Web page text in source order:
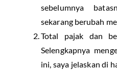
sebelumnya
sekarang berubah
Total pajak dan
Selengkapnya
ini, saya jelaskan di